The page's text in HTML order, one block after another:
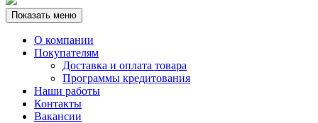
Показать меню
О компании
Покупателям
Доставка и оплата товара
Программы кредитования
Наши работы
Контакты
Вакансии